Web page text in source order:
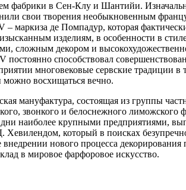
фабрики в Сен-Клу и Шантийи.
свои творения необыкновенным
де Помпадур, которая
изделиям, в особенности в
сложным декором и
постоянно способствовал
многовековые сервские традиции
можно восхищаться вечно.
мануфактура, состоящая из группы
звонкого и белоснежного
наиболее крупными предприятиями,
Хевилендом, который в поисках
нового процесса
в мировое фарфоровое искусство.